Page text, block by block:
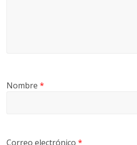
Nombre*
Correo electrónico*